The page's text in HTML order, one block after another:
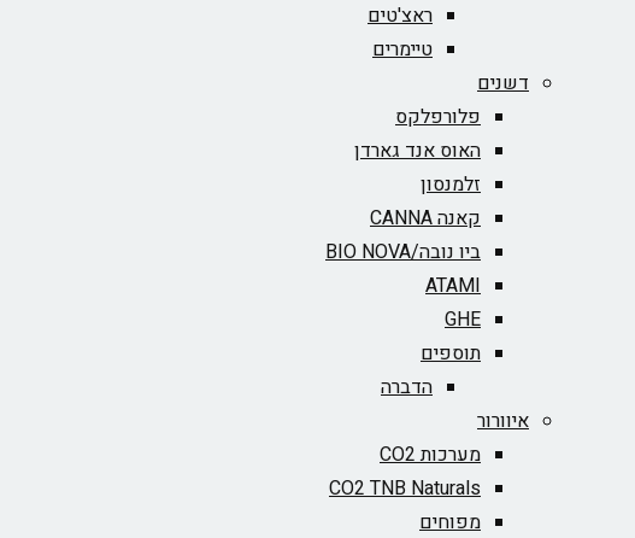
ראצ'טים
טיימרים
דשנים
פלורפלקס
האוס אנד גארדן
זלמנסון
קאנה CANNA
ביו נובה/BIO NOVA‏
ATAMI
GHE
תוספים
הדברה
איוורור
מערכות CO2
CO2 TNB Naturals
מפוחים